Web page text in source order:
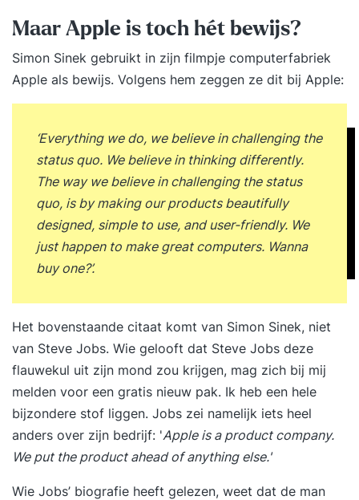
Maar Apple is toch hét bewijs?
Simon Sinek gebruikt in zijn filmpje computerfabriek
Apple als bewijs. Volgens hem zeggen ze dit bij Apple:
‘Everything we do, we believe in challenging the
status quo. We believe in thinking differently.
The way we believe in challenging the status
quo, is by making our products beautifully
designed, simple to use, and user-friendly. We
just happen to make great computers. Wanna
buy one?’.
Het bovenstaande citaat komt van Simon Sinek, niet
van Steve Jobs. Wie gelooft dat Steve Jobs deze
flauwekul uit zijn mond zou krijgen, mag zich bij mij
melden voor een gratis nieuw pak. Ik heb een hele
bijzondere stof liggen. Jobs zei namelijk iets heel
anders over zijn bedrijf: 'Apple is a product company.
We put the product ahead of anything else.'
Wie Jobs’ biografie heeft gelezen, weet dat de man